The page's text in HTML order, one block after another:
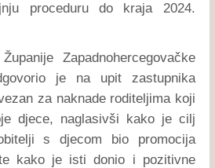
proceduru do kraja 2024.
Zapadnohercegovačke
je na upit zastupnika
za naknade roditeljima koji
djece, naglasivši kako je cilj
s djecom bio promocija
kako je isti donio i pozitivne